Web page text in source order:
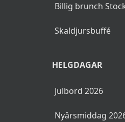
Västerbotten
Julskinka
Rökt lammfiol
Gustavskorv
Billig brunch
Skaldjursbuffé
HELGDAGAR
Julbord 2026
Nyårsmiddag